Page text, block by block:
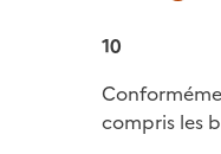
10
compris les